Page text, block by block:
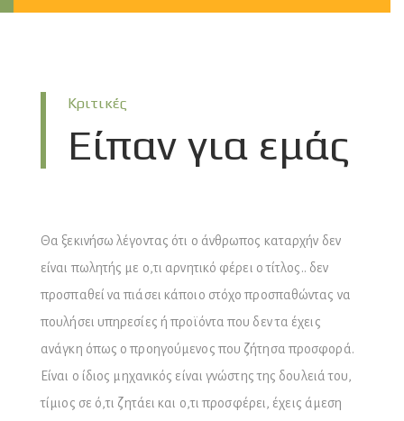
Κριτικές
Είπαν για εμάς
Θα ξεκινήσω λέγοντας ότι ο άνθρωπος καταρχήν δεν
είναι πωλητής με ο,τι αρνητικό φέρει ο τίτλος.. δεν
προσπαθεί να πιάσει κάποιο στόχο προσπαθώντας να
πουλήσει υπηρεσίες ή προϊόντα που δεν τα έχεις
ανάγκη όπως ο προηγούμενος που ζήτησα προσφορά.
Είναι ο ίδιος μηχανικός είναι γνώστης της δουλειά του,
τίμιος σε ό,τι ζητάει και ο,τι προσφέρει, έχεις άμεση